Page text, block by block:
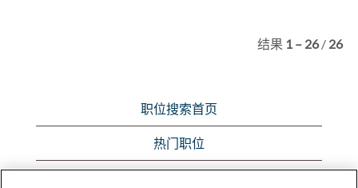
结果 1 – 26/ 26
职位搜索首页
热门职位